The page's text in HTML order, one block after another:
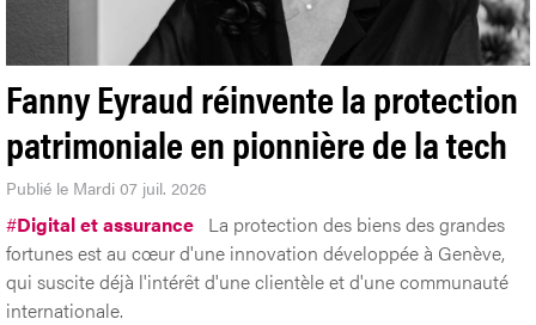
Fanny Eyraud réinvente la protection
patrimoniale en pionnière de la tech
Publié le Mardi 07 juil. 2026
#Digital et assurance La protection des biens des grandes
fortunes est au cœur d'une innovation développée à Genève,
qui suscite déjà l'intérêt d'une clientèle et d'une communauté
internationale.